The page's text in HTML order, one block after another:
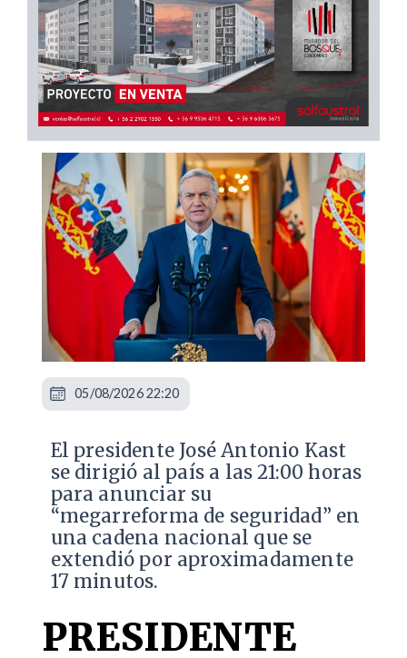
El presidente José Antonio Kast
se dirigió al país a las 21:00 horas
para anunciar su
“megarreforma de seguridad” en
una cadena nacional que se
extendió por aproximadamente
17 minutos.
PRESIDENTE
05/08/2026 22:20